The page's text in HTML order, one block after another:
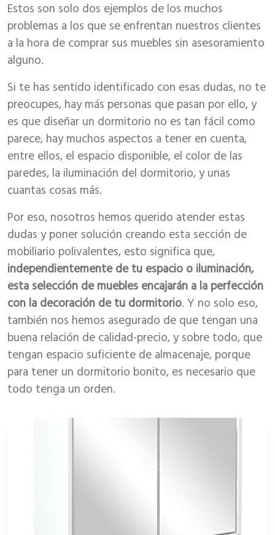
Estos son solo dos ejemplos de los muchos
problemas a los que se enfrentan nuestros clientes
a la hora de comprar sus muebles sin asesoramiento
alguno.
Si te has sentido identificado con esas dudas, no te
preocupes, hay más personas que pasan por ello, y
es que diseñar un dormitorio no es tan fácil como
parece, hay muchos aspectos a tener en cuenta,
entre ellos, el espacio disponible, el color de las
paredes, la iluminación del dormitorio, y unas
cuantas cosas más.
Por eso, nosotros hemos querido atender estas
dudas y poner solución creando esta sección de
mobiliario polivalentes, esto significa que,
independientemente de tu espacio o iluminación,
esta selección de muebles encajarán a la perfección
con la decoración de tu dormitorio. Y no solo eso,
también nos hemos asegurado de que tengan una
buena relación de calidad-precio, y sobre todo, que
tengan espacio suficiente de almacenaje, porque
para tener un dormitorio bonito, es necesario que
todo tenga un orden.